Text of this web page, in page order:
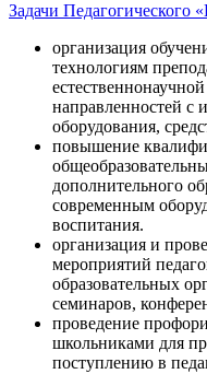
Задачи Педагогического
организация
технологиям
направленностей с
оборудования,
повышение
дополнительного
современным
воспитания.
организация и
мероприятий
образовательных
семинаров,
проведение
школьниками для
поступлению в